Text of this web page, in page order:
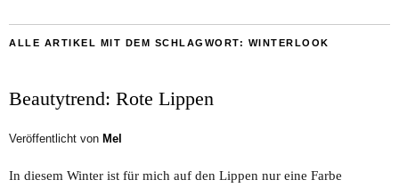
ALLE ARTIKEL MIT DEM SCHLAGWORT: WINTERLOOK
Beautytrend: Rote Lippen
Veröffentlicht von Mel
In diesem Winter ist für mich auf den Lippen nur eine Farbe